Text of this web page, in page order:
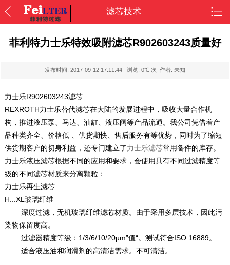
滤芯技术
菲利特力士乐特效吸附滤芯R902603243质量好
发布时间: 2017-09-12 17:11:44 浏览: 0℃ 次 作者: 未知
力士乐R902603243滤芯
REXROTH力士乐替代滤芯在大陆的发展进程中，吸收大量合作机
构，推进液压泵、马达、油缸、液压阀等产品流通。我公司凭借着产
品种类齐全、价格低 、供货期快、售后服务有等优势，同时为了缩短
供货期客户的切身利益，还专门建立了力士乐滤芯常用备件的库存。
力士乐液压滤芯根据不同的应用和要求，会使用具有不同过滤精度等
级的不同滤芯材质来分离颗粒：
力士乐再生滤芯
H...XL玻璃纤维
深度过滤，无机玻璃纤维滤芯材质。由于采用多层技术，因此污
染物保留度高。
过滤器精度等级：1/3/6/10/20µm”值“。测试符合ISO 16889。
适合液压油和润滑剂的高清洁需求。不可清洁。